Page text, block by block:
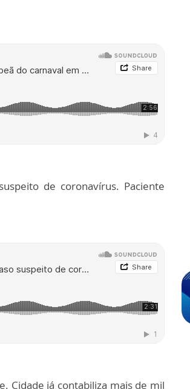
de coronavírus. Paciente
Cidade já contabiliza mais de mil